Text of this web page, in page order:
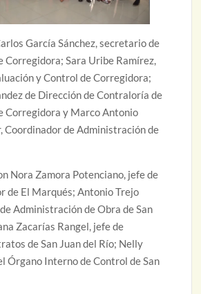
García Sánchez, secretario de
Corregidora; Sara Uribe Ramírez,
y Control de Corregidora;
de Dirección de Contraloría de
Corregidora y Marco Antonio
Coordinador de Administración de
Nora Zamora Potenciano, jefe de
de El Marqués; Antonio Trejo
Administración de Obra de San
Zacarías Rangel, jefe de
de San Juan del Río; Nelly
Órgano Interno de Control de San